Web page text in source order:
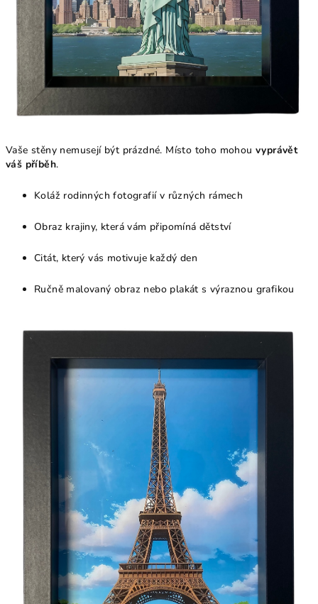
Vaše stěny nemusejí být prázdné. Místo toho mohou vyprávět
váš příběh.
Koláž rodinných fotografií v různých rámech
Obraz krajiny, která vám připomíná dětství
Citát, který vás motivuje každý den
Ručně malovaný obraz nebo plakát s výraznou grafikou